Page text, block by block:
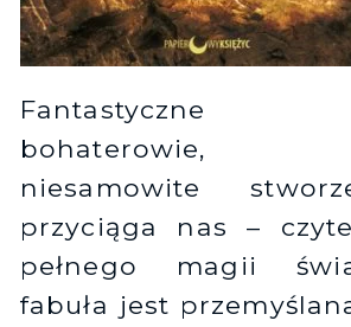
Fantastyczne
bohaterowie,
niesamowite
przyciąga nas –
pełnego magii
fabuła jest